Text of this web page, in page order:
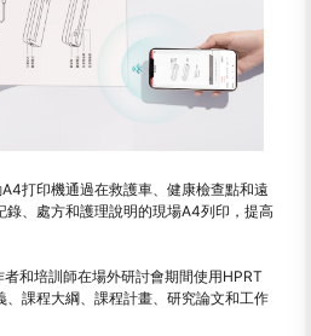
打印機通過在救護車、健康檢查點和遠
錄、處方和護理說明的現場A4列印，提高
和培訓師在場外研討會期間使用HPRT
課程大綱、課程計畫、研究論文和工作